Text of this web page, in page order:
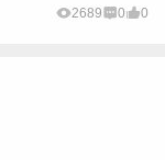
2689 0 0